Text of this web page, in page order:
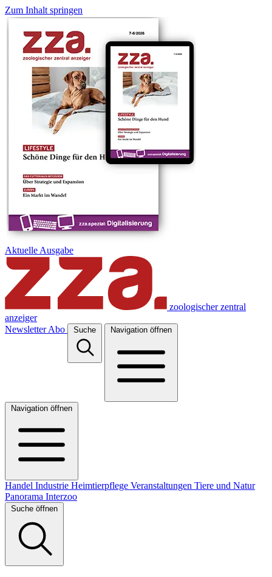
Zum Inhalt springen
Aktuelle Ausgabe
zoologischer zentral
anzeiger
Newsletter Abo Suche Navigation öffnen
Navigation öffnen
Handel Industrie Heimtierpflege Veranstaltungen Tiere und Natur
Panorama Interzoo
Suche öffnen